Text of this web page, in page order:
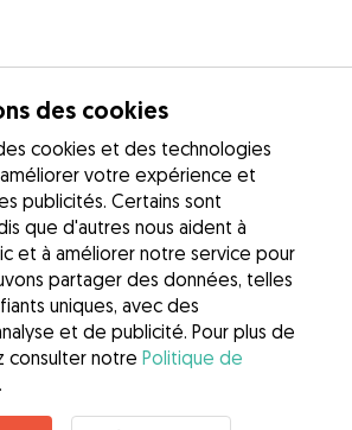
des cookies
cookies et des technologies
votre expérience et
publicités. Certains sont
que d'autres nous aident à
et à améliorer notre service pour
partager des données, telles
uniques, avec des
et de publicité. Pour plus de
consulter notre Politique de
.